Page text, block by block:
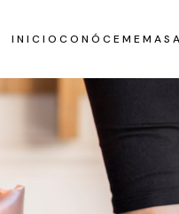
INICIO CONÓCEME